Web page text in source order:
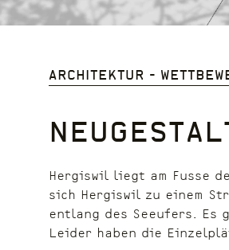
Architektur -
Hergiswil liegt am Fusse
sich Hergiswil zu einem
entlang des Seeufers. Es
Leider haben die